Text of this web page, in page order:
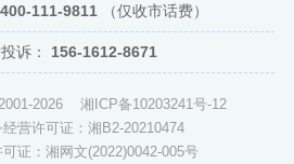
400-111-9811 （仅收市话费）
诉： 156-1612-8671
2026 湘ICP备10203241号-12
营许可证：湘B2-20210474
证：湘网文(2022)0042-005号